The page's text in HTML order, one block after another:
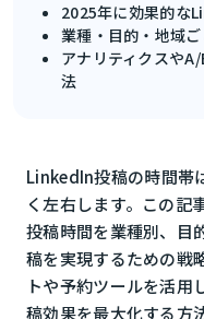
2025年に効果的な
業種・目的・地域
アナリティクスや
法
LinkedIn投稿の時間帯
く左右します。この
投稿時間を業種別、目
稿を実現するための戦
トや予約ツールを活用
稿効果を最大化する方